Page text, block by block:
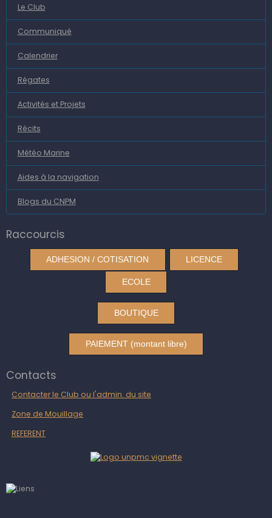
Le Club
Communiqué
Calendrier
Régates
Activités et Projets
Récits
Météo Marine
Aides à la navigation
Blogs du CNPM
Raccourcis
ADHESION / COTISATION LICENCE
ECOLE
BOUTIQUE
PAIEMENT (montant libre)
Contacts
Contacter le Club ou l'admin. du site
Zone de Mouillage
REFERENT